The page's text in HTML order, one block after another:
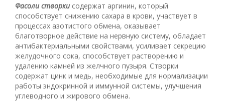
Фасоли створки содержат аргинин, который
способствует снижению сахара в крови, участвует в
процессах азотистого обмена, оказывает
благотворное действие на нервную систему, обладает
антибактериальными свойствами, усиливает секрецию
желудочного сока, способствует растворению и
удалению камней из желчного пузыря. Створки
содержат цинк и медь, необходимые для нормализации
работы эндокринной и иммунной системы, улучшения
углеводного и жирового обмена.